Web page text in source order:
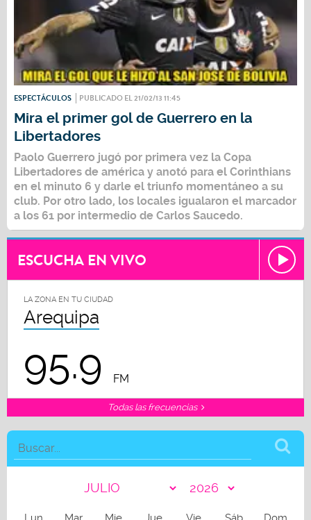
ESPECTÁCULOS PUBLICADO EL 21/02/13 11:45
Mira el primer gol de Guerrero en la
Libertadores
Paolo Guerrero jugó por primera vez la Copa
Libertadores de américa y anotó para el Corinthians
en el minuto 6 y darle el triunfo momentáneo a su
club. Por otro lado, los locales igualaron el marcador
a los 61 por intermedio de Carlos Saucedo.
ESCUCHA EN VIVO
LA ZONA EN TU CIUDAD
Arequipa
95.9 FM
Todas las frecuencias